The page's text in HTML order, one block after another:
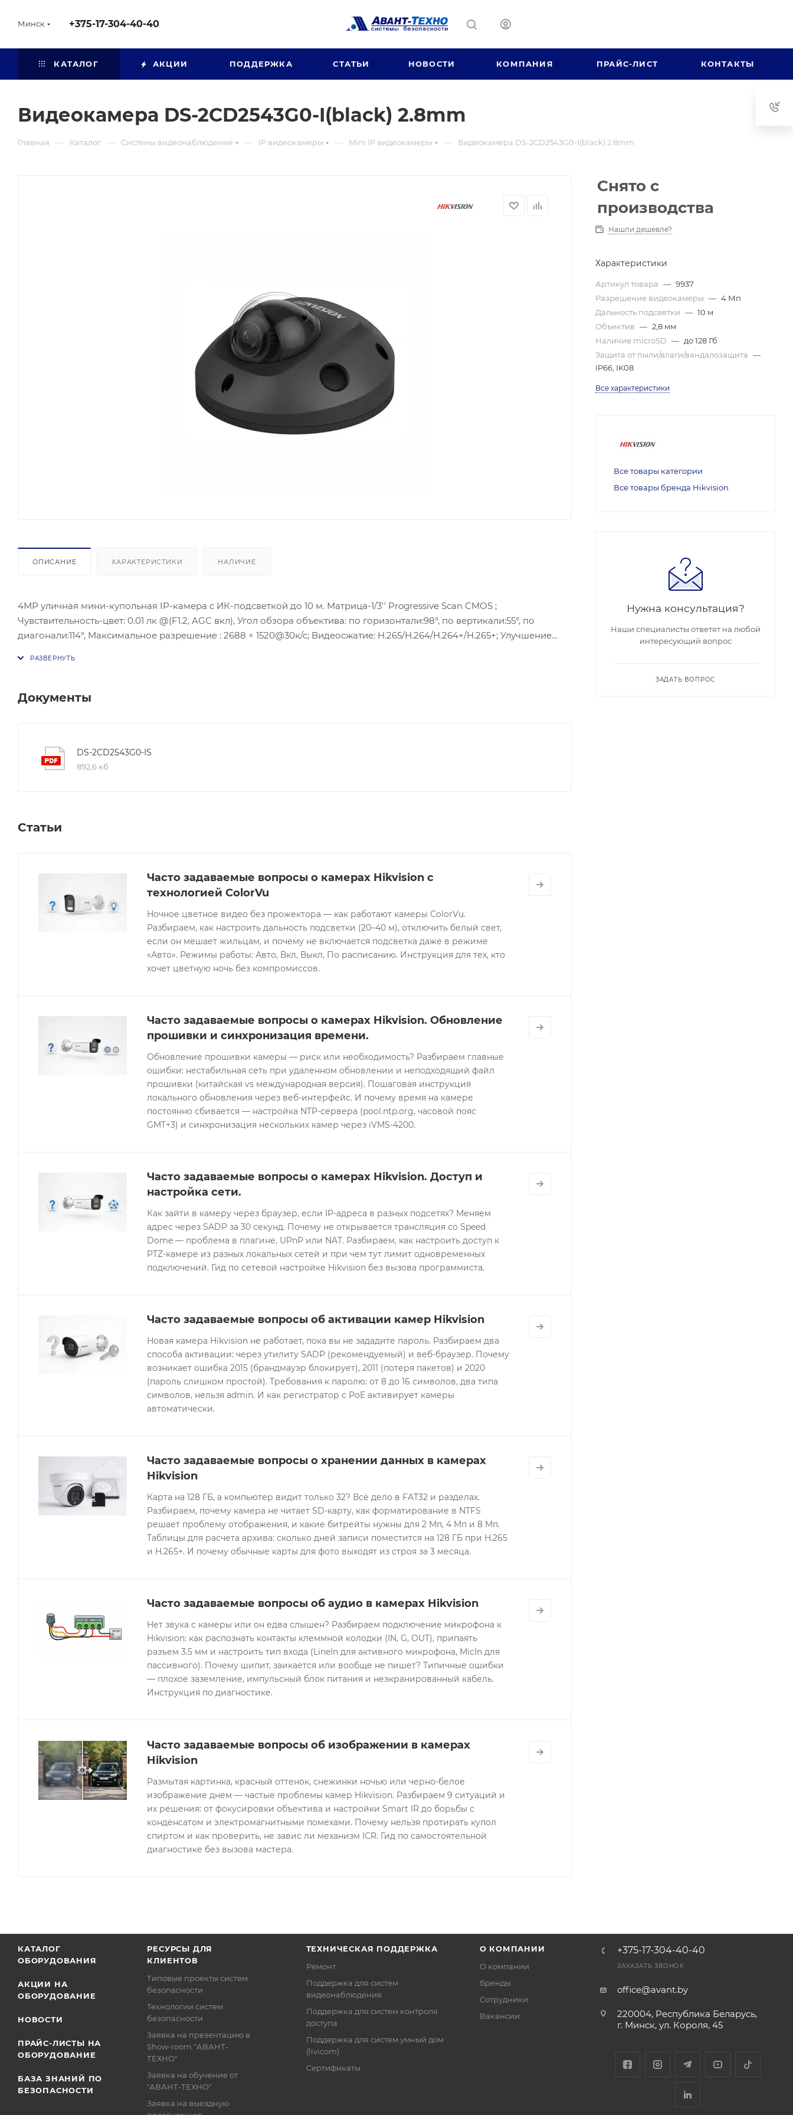
Минск +375-17-304-40-40
КАТАЛОГ АКЦИИ ПОДДЕРЖКА СТАТЬИ НОВОСТИ КОМПАНИЯ ПРАЙС-ЛИСТ КОНТАКТЫ
Видеокамера DS-2CD2543G0-I(black) 2.8mm
Главная — Каталог — Системы видеонаблюдения — IP видеокамеры — Mini IP видеокамеры — Видеокамера DS-2CD2543G0-I(black) 2.8mm
ОПИСАНИЕ ХАРАКТЕРИСТИКИ НАЛИЧИЕ
4МР уличная мини-купольная IP-камера с ИК-подсветкой до 10 м. Матрица-1/3'' Progressive Scan CMOS ;
Чувствительность-цвет: 0.01 лк @(F1.2, AGC вкл), Угол обзора объектива: по горизонтали:98°, по вертикали:55°, по
диагонали:114°, Максимальное разрешение : 2688 × 1520@30к/с; Видеосжатие: H.265/H.264/H.264+/H.265+; Улучшение
Документы
DS-2CD2543G0-IS
892,6 кб
Статьи
Часто задаваемые вопросы о камерах Hikvision с
технологией ColorVu
Ночное цветное видео без прожектора — как работают камеры ColorVu.
Разбираем, как настроить дальность подсветки (20–40 м), отключить белый свет,
если он мешает жильцам, и почему не включается подсветка даже в режиме
«Авто». Режимы работы: Авто, Вкл, Выкл, По расписанию. Инструкция для тех, кто
хочет цветную ночь без компромиссов.
Часто задаваемые вопросы о камерах Hikvision. Обновление
прошивки и синхронизация времени.
Обновление прошивки камеры — риск или необходимость? Разбираем главные
ошибки: нестабильная сеть при удаленном обновлении и неподходящий файл
прошивки (китайская vs международная версия). Пошаговая инструкция
локального обновления через веб-интерфейс. И почему время на камере
постоянно сбивается — настройка NTP-сервера (pool.ntp.org, часовой пояс
GMT+3) и синхронизация нескольких камер через iVMS-4200.
Часто задаваемые вопросы о камерах Hikvision. Доступ и
настройка сети.
Как зайти в камеру через браузер, если IP-адреса в разных подсетях? Меняем
адрес через SADP за 30 секунд. Почему не открывается трансляция со Speed
Dome — проблема в плагине, UPnP или NAT. Разбираем, как настроить доступ к
PTZ-камере из разных локальных сетей и при чем тут лимит одновременных
подключений. Гид по сетевой настройке Hikvision без вызова программиста.
Часто задаваемые вопросы об активации камер Hikvision
Новая камера Hikvision не работает, пока вы не зададите пароль. Разбираем два
способа активации: через утилиту SADP (рекомендуемый) и веб-браузер. Почему
возникает ошибка 2015 (брандмауэр блокирует), 2011 (потеря пакетов) и 2020
(пароль слишком простой). Требования к паролю: от 8 до 16 символов, два типа
символов, нельзя admin. И как регистратор с PoE активирует камеры
автоматически.
Часто задаваемые вопросы о хранении данных в камерах
Hikvision
Карта на 128 ГБ, а компьютер видит только 32? Всё дело в FAT32 и разделах.
Разбираем, почему камера не читает SD-карту, как форматирование в NTFS
решает проблему отображения, и какие битрейты нужны для 2 Мп, 4 Мп и 8 Мп.
Таблицы для расчета архива: сколько дней записи поместится на 128 ГБ при H.265
и H.265+. И почему обычные карты для фото выходят из строя за 3 месяца.
Часто задаваемые вопросы об аудио в камерах Hikvision
Нет звука с камеры или он едва слышен? Разбираем подключение микрофона к
Hikvision: как распознать контакты клеммной колодки (IN, G, OUT), припаять
разъем 3.5 мм и настроить тип входа (LineIn для активного микрофона, MicIn для
пассивного). Почему шипит, заикается или вообще не пишет? Типичные ошибки
— плохое заземление, импульсный блок питания и неэкранированный кабель.
Инструкция по диагностике.
Часто задаваемые вопросы об изображении в камерах
Hikvision
Размытая картинка, красный оттенок, снежинки ночью или черно-белое
изображение днем — частые проблемы камер Hikvision. Разбираем 9 ситуаций и
их решения: от фокусировки объектива и настройки Smart IR до борьбы с
конденсатом и электромагнитными помехами. Почему нельзя протирать купол
спиртом и как проверить, не завис ли механизм ICR. Гид по самостоятельной
диагностике без вызова мастера.
Снято с
производства
Нашли дешевле?
Характеристики
Артикул товара — 9937
Разрешение видеокамеры — 4 Мп
Дальность подсветки — 10 м
Объектив — 2,8 мм
Наличие microSD — до 128 Гб
Защита от пыли/влаги/вандалозащита —
IP66, IK08
Все характеристики
Все товары категории
Все товары бренда Hikvision
Нужна консультация?
Наши специалисты ответят на любой
интересующий вопрос
ЗАДАТЬ ВОПРОС
КАТАЛОГ
ОБОРУДОВАНИЯ
АКЦИИ НА
ОБОРУДОВАНИЕ
НОВОСТИ
ПРАЙС-ЛИСТЫ НА
ОБОРУДОВАНИЕ
БАЗА ЗНАНИЙ ПО
БЕЗОПАСНОСТИ
РЕСУРСЫ ДЛЯ
КЛИЕНТОВ
Типовые проекты систем
безопасности
Технологии систем
безопасности
Заявка на презентацию в
Show-room "АВАНТ-
ТЕХНО"
Заявка на обучение от
"АВАНТ-ТЕХНО"
Заявка на выездную
ТЕХНИЧЕСКАЯ ПОДДЕРЖКА
Ремонт
Поддержка для систем
видеонаблюдения
Поддержка для систем контроля
доступа
Поддержка для систем умный дом
(livicom)
Сертификаты
О КОМПАНИИ
О компании
Бренды
Сотрудники
Вакансии
+375-17-304-40-40
ЗАКАЗАТЬ ЗВОНОК
office@avant.by
220004, Республика Беларусь,
г. Минск, ул. Короля, 45